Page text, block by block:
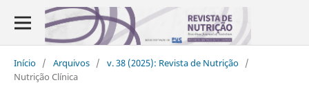
Início / Arquivos / v. 38 (2025): Revista de Nutrição /
Nutrição Clínica